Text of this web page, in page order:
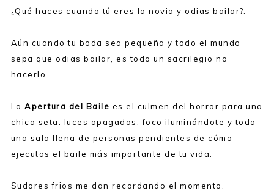
¿Qué haces cuando tú eres la novia y odias bailar?.
Aún cuando tu boda sea pequeña y todo el mundo
sepa que odias bailar, es todo un sacrilegio no
hacerlo.
LaApertura del Baile es el culmen del horror para una
chica seta: luces apagadas, foco iluminándote y toda
una sala llena de personas pendientes de cómo
ejecutas el baile más importante de tu vida.
Sudores frios me dan recordando el momento.